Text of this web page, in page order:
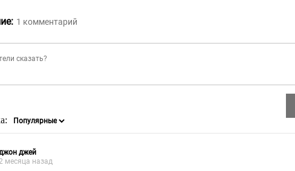
1 комментарий
джей
2 месяца назад